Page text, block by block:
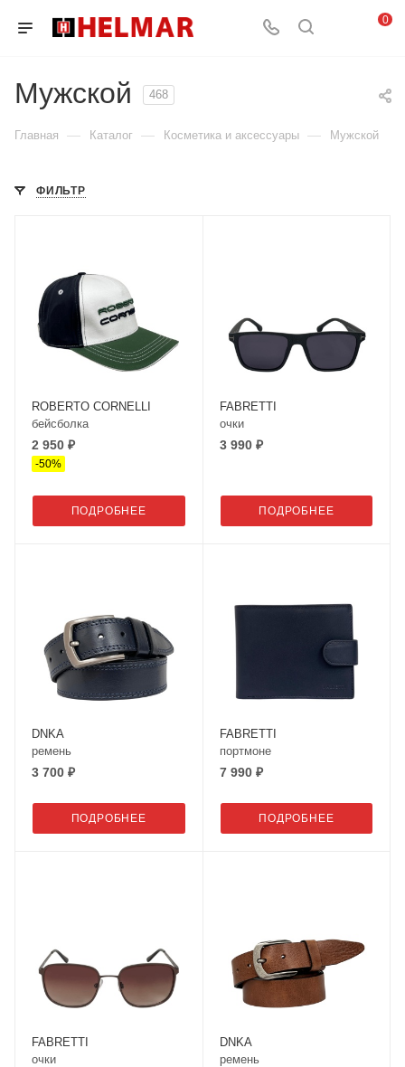
0
Мужской 468
Главная — Каталог — Косметика и аксессуары — Мужской
ФИЛЬТР
ROBERTO CORNELLI
бейсболка
2 950 ₽
-50%
ПОДРОБНЕЕ
FABRETTI
очки
3 990 ₽
ПОДРОБНЕЕ
DNKA
ремень
3 700 ₽
ПОДРОБНЕЕ
FABRETTI
портмоне
7 990 ₽
ПОДРОБНЕЕ
FABRETTI
очки
DNKA
ремень